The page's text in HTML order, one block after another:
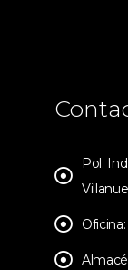
Pol.